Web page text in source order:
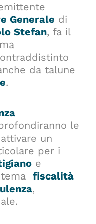
Generale di
Stefan, fa il
da talune
.
le
un
per i
e
temafiscalità
,